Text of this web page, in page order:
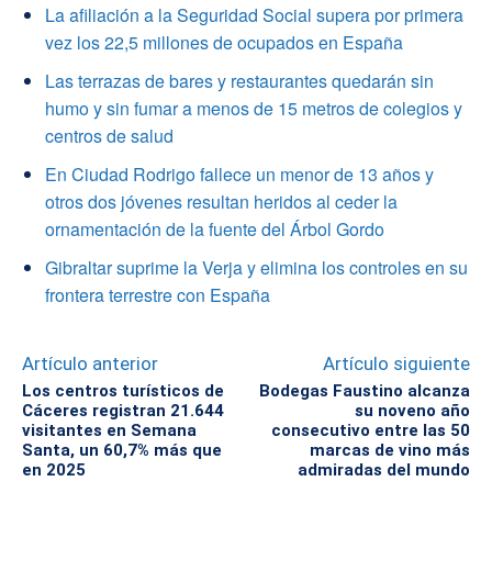
La afiliación a la Seguridad Social supera por primera
vez los 22,5 millones de ocupados en España
Las terrazas de bares y restaurantes quedarán sin
humo y sin fumar a menos de 15 metros de colegios y
centros de salud
En Ciudad Rodrigo fallece un menor de 13 años y
otros dos jóvenes resultan heridos al ceder la
ornamentación de la fuente del Árbol Gordo
Gibraltar suprime la Verja y elimina los controles en su
frontera terrestre con España
Artículo anterior
Los centros turísticos de
Cáceres registran 21.644
visitantes en Semana
Santa, un 60,7% más que
en 2025
Artículo siguiente
Bodegas Faustino alcanza
su noveno año
consecutivo entre las 50
marcas de vino más
admiradas del mundo